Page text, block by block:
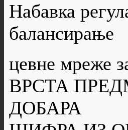
Набавка
балансирање
цевне мреже
ВРСТА
ДОБАРА